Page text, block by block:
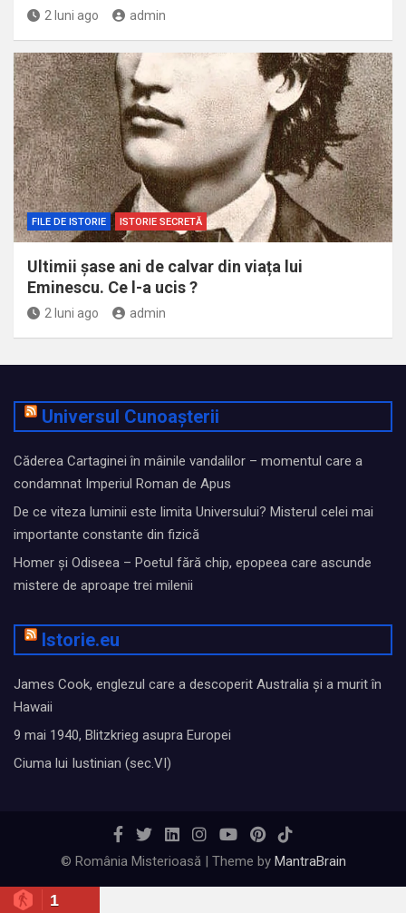
2 luni ago admin
FILE DE ISTORIE ISTORIE SECRETĂ
Ultimii șase ani de calvar din viața lui
Eminescu. Ce l-a ucis ?
2 luni ago admin
Universul Cunoașterii
Căderea Cartaginei în mâinile vandalilor – momentul care a
condamnat Imperiul Roman de Apus
De ce viteza luminii este limita Universului? Misterul celei mai
importante constante din fizică
Homer și Odiseea – Poetul fără chip, epopeea care ascunde
mistere de aproape trei milenii
Istorie.eu
James Cook, englezul care a descoperit Australia și a murit în
Hawaii
9 mai 1940, Blitzkrieg asupra Europei
Ciuma lui Iustinian (sec.VI)
© România Misterioasă | Theme by MantraBrain
1